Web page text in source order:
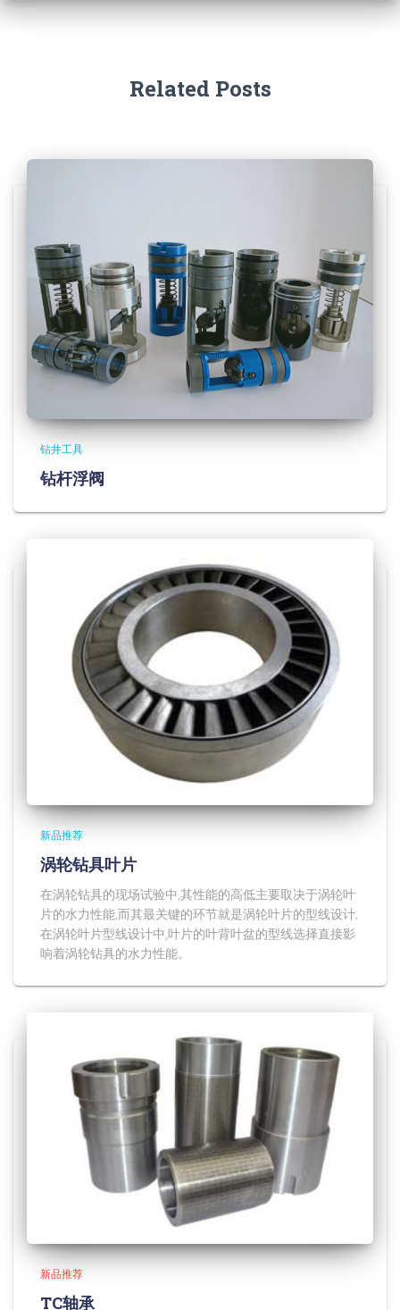
Related Posts
钻井工具
钻杆浮阀
新品推荐
涡轮钻具叶片
在涡轮钻具的现场试验中,其性能的高低主要取决于涡轮叶
片的水力性能,而其最关键的环节就是涡轮叶片的型线设计;
在涡轮叶片型线设计中,叶片的叶背叶盆的型线选择直接影
响着涡轮钻具的水力性能。
新品推荐
TC轴承